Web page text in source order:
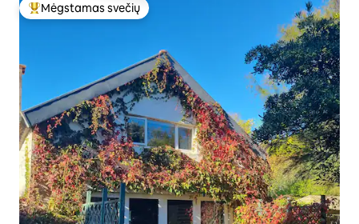
Svečių mėgstamiausias
Mėgstamas svečių